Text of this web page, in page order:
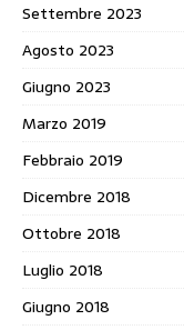
Settembre 2023
Agosto 2023
Giugno 2023
Marzo 2019
Febbraio 2019
Dicembre 2018
Ottobre 2018
Luglio 2018
Giugno 2018